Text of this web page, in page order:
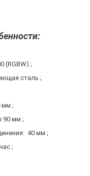
(RGBW) ;
сталь ;
мм ;
90 мм ;
40 мм ;
;